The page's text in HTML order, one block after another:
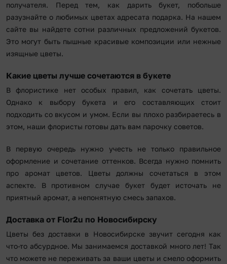
получателя. Перед тем, как дарить букет, побольше
разузнайте о любимых цветах адресата подарка. На нашем
сайте вы найдете сотни различных предложений букетов.
Это могут быть пышные красивые композиции или нежные
изящные цветы.
Какие цветы лучше сочетаются в букете
В флористике нет особых правил, как сочетать цветы.
Однако к выбору букета и его составляющих стоит
подходить со вкусом и умом. Если вы плохо разбираетесь в
этом, наши флористы готовы дать вам парочку советов.
В первую очередь нужно учесть не только правильное
оформление и сочетание оттенков. Всегда нужно помнить
про аромат цветов. Цветы должны сочетаться в этом
аспекте. В противном случае букет будет источать не
приятный аромат, а непонятную смесь запахов.
Доставка от Flor2u по Новосибирску
Цветы без доставки в Новосибирске звучит сегодня как
что-то абсурдное. Мы занимаемся доставкой много лет! Так
что можете не переживать за ваши цветы и смело оформить